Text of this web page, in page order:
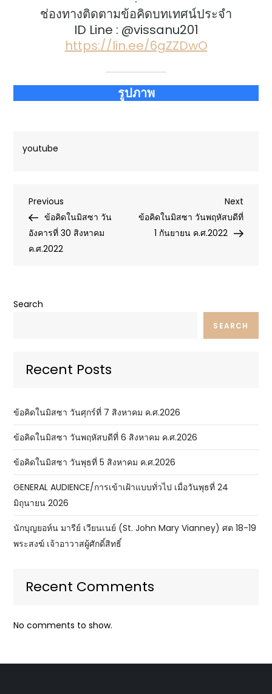
ช่องทางติดตามข้อคิดบทเทศน์ประจำ
ID Line : @vissanu201
https://lin.ee/6gZZDwO
รูปภาพ
youtube
Post
navigation
Previous
Post
Previous
ข้อคิดในมิสซา วัน
อังคารที่ 30 สิงหาคม
ค.ศ.2022
Next
Post
Next
ข้อคิดในมิสซา วันพฤหัสบดีที่
1 กันยายน ค.ศ.2022
Search
SEARCH
Recent Posts
ข้อคิดในมิสซา วันศุกร์ที่ 7 สิงหาคม ค.ศ.2026
ข้อคิดในมิสซา วันพฤหัสบดีที่ 6 สิงหาคม ค.ศ.2026
ข้อคิดในมิสซา วันพุธที่ 5 สิงหาคม ค.ศ.2026
GENERAL AUDIENCE/การเข้าเฝ้าแบบทั่วไป เมื่อวันพุธที่ 24
มิถุนายน 2026
นักบุญยอห์น มารีย์ เวียนเนย์ (St. John Mary Vianney) ศต 18-19
พระสงฆ์ เจ้าอาวาสผู้ศักดิ์สิทธิ์
Recent Comments
No comments to show.